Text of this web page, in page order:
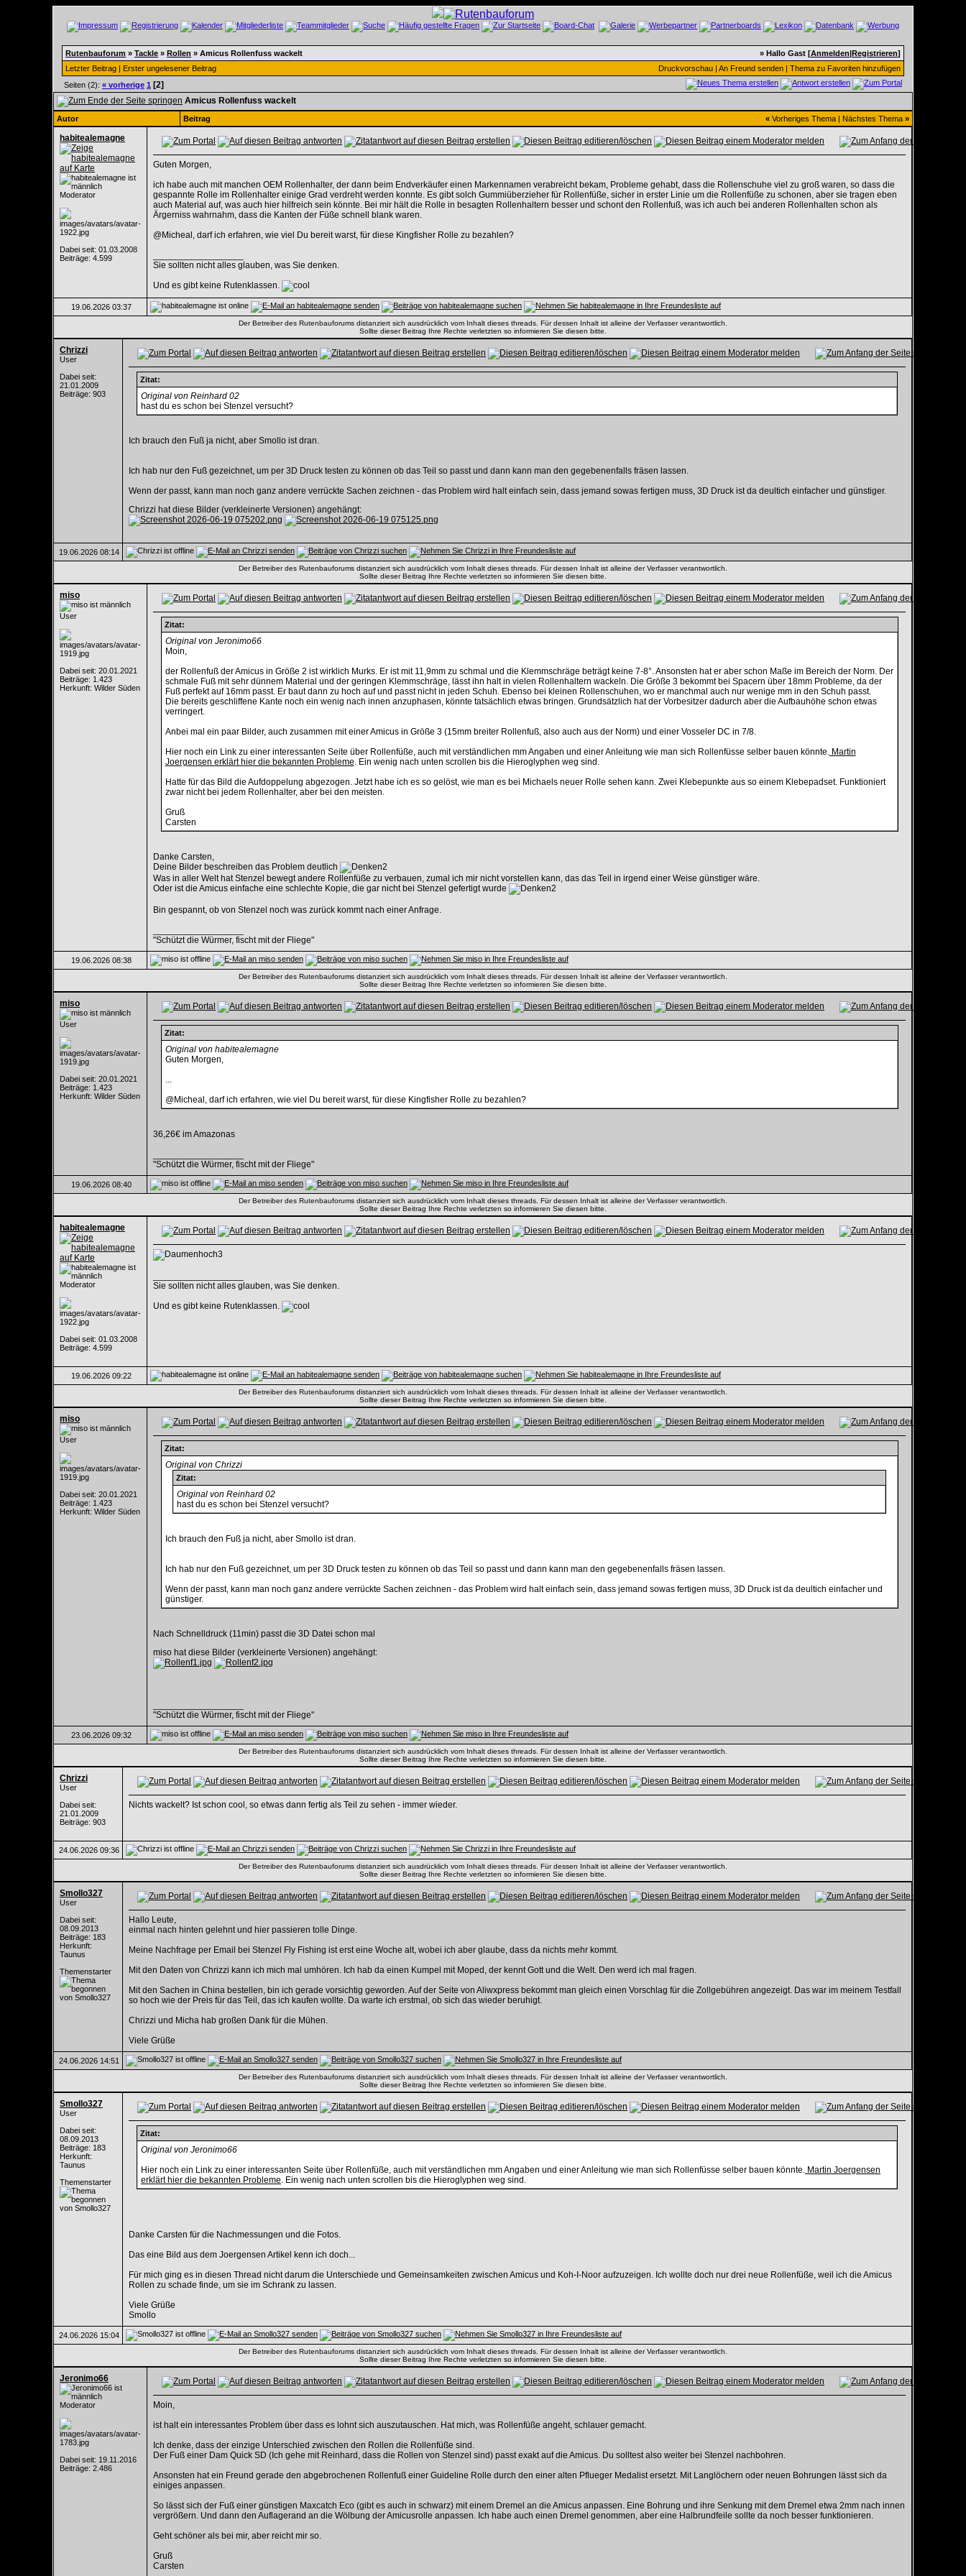
Rutenbauforum » Tackle » Rollen » Amicus Rollenfuss wackelt » Hallo Gast [Anmelden|Registrieren]
Letzter Beitrag | Erster ungelesener Beitrag Druckvorschau | An Freund senden | Thema zu Favoriten hinzufügen
Seiten (2): « vorherige 1 [2]
Amicus Rollenfuss wackelt
Autor Beitrag « Vorheriges Thema | Nächstes Thema »
habitealemagne
Moderator
Dabei seit: 01.03.2008
Beiträge: 4.599
Guten Morgen,
ich habe auch mit manchen OEM Rollenhalter, der dann beim Endverkäufer einen Markennamen verabreicht bekam, Probleme gehabt, dass die Rollenschuhe viel zu groß waren, so dass die
gespannte Rolle im Rollenhalter einige Grad verdreht werden konnte. Es gibt solch Gummiüberzieher für Rollenfüße, sicher in erster Linie um die Rollenfüße zu schonen, aber sie tragen eben
auch Material auf, was auch hier hilfreich sein könnte. Bei mir hält die Rolle in besagten Rollenhaltern besser und schont den Rollenfuß, was ich auch bei anderen Rollenhalten schon als
Ärgerniss wahrnahm, dass die Kanten der Füße schnell blank waren.
@Micheal, darf ich erfahren, wie viel Du bereit warst, für diese Kingfisher Rolle zu bezahlen?
Sie sollten nicht alles glauben, was Sie denken.
Und es gibt keine Rutenklassen.
19.06.2026 03:37
Der Betreiber des Rutenbauforums distanziert sich ausdrücklich vom Inhalt dieses threads. Für dessen Inhalt ist alleine der Verfasser verantwortlich.
Sollte dieser Beitrag Ihre Rechte verletzten so informieren Sie diesen bitte.
Chrizzi
User
Dabei seit:
21.01.2009
Beiträge: 903
Zitat:
Original von Reinhard 02
hast du es schon bei Stenzel versucht?
Ich brauch den Fuß ja nicht, aber Smollo ist dran.
Ich hab nur den Fuß gezeichnet, um per 3D Druck testen zu können ob das Teil so passt und dann kann man den gegebenenfalls fräsen lassen.
Wenn der passt, kann man noch ganz andere verrückte Sachen zeichnen - das Problem wird halt einfach sein, dass jemand sowas fertigen muss, 3D Druck ist da deultich einfacher und günstiger.
Chrizzi hat diese Bilder (verkleinerte Versionen) angehängt:
19.06.2026 08:14
Der Betreiber des Rutenbauforums distanziert sich ausdrücklich vom Inhalt dieses threads. Für dessen Inhalt ist alleine der Verfasser verantwortlich.
Sollte dieser Beitrag Ihre Rechte verletzten so informieren Sie diesen bitte.
miso
User
Dabei seit: 20.01.2021
Beiträge: 1.423
Herkunft: Wilder Süden
Zitat:
Original von Jeronimo66
Moin,
der Rollenfuß der Amicus in Größe 2 ist wirklich Murks. Er ist mit 11,9mm zu schmal und die Klemmschräge beträgt keine 7-8°. Ansonsten hat er aber schon Maße im Bereich der Norm. Der
schmale Fuß mit sehr dünnem Material und der geringen Klemmschräge, lässt ihn halt in vielen Rollenhaltern wackeln. Die Größe 3 bekommt bei Spacern über 18mm Probleme, da der
Fuß perfekt auf 16mm passt. Er baut dann zu hoch auf und passt nicht in jeden Schuh. Ebenso bei kleinen Rollenschuhen, wo er manchmal auch nur wenige mm in den Schuh passt.
Die bereits geschliffene Kante noch ein wenig nach innen anzuphasen, könnte tatsächlich etwas bringen. Grundsätzlich hat der Vorbesitzer dadurch aber die Aufbauhöhe schon etwas
verringert.
Anbei mal ein paar Bilder, auch zusammen mit einer Amicus in Größe 3 (15mm breiter Rollenfuß, also auch aus der Norm) und einer Vosseler DC in 7/8.
Hier noch ein Link zu einer interessanten Seite über Rollenfüße, auch mit verständlichen mm Angaben und einer Anleitung wie man sich Rollenfüsse selber bauen könnte.Martin
Joergensen erklärt hier die bekannten Probleme. Ein wenig nach unten scrollen bis die Hieroglyphen weg sind.
Hatte für das Bild die Aufdoppelung abgezogen. Jetzt habe ich es so gelöst, wie man es bei Michaels neuer Rolle sehen kann. Zwei Klebepunkte aus so einem Klebepadset. Funktioniert
zwar nicht bei jedem Rollenhalter, aber bei den meisten.
Gruß
Carsten
Danke Carsten,
Deine Bilder beschreiben das Problem deutlich
Was in aller Welt hat Stenzel bewegt andere Rollenfüße zu verbauen, zumal ich mir nicht vorstellen kann, das das Teil in irgend einer Weise günstiger wäre.
Oder ist die Amicus einfache eine schlechte Kopie, die gar nicht bei Stenzel gefertigt wurde
Bin gespannt, ob von Stenzel noch was zurück kommt nach einer Anfrage.
"Schützt die Würmer, fischt mit der Fliege"
19.06.2026 08:38
Der Betreiber des Rutenbauforums distanziert sich ausdrücklich vom Inhalt dieses threads. Für dessen Inhalt ist alleine der Verfasser verantwortlich.
Sollte dieser Beitrag Ihre Rechte verletzten so informieren Sie diesen bitte.
miso
User
Dabei seit: 20.01.2021
Beiträge: 1.423
Herkunft: Wilder Süden
Zitat:
Original von habitealemagne
Guten Morgen,
...
@Micheal, darf ich erfahren, wie viel Du bereit warst, für diese Kingfisher Rolle zu bezahlen?
36,26€ im Amazonas
"Schützt die Würmer, fischt mit der Fliege"
19.06.2026 08:40
Der Betreiber des Rutenbauforums distanziert sich ausdrücklich vom Inhalt dieses threads. Für dessen Inhalt ist alleine der Verfasser verantwortlich.
Sollte dieser Beitrag Ihre Rechte verletzten so informieren Sie diesen bitte.
habitealemagne
Moderator
Dabei seit: 01.03.2008
Beiträge: 4.599
Sie sollten nicht alles glauben, was Sie denken.
Und es gibt keine Rutenklassen.
19.06.2026 09:22
Der Betreiber des Rutenbauforums distanziert sich ausdrücklich vom Inhalt dieses threads. Für dessen Inhalt ist alleine der Verfasser verantwortlich.
Sollte dieser Beitrag Ihre Rechte verletzten so informieren Sie diesen bitte.
miso
User
Dabei seit: 20.01.2021
Beiträge: 1.423
Herkunft: Wilder Süden
Zitat:
Original von Chrizzi
Zitat:
Original von Reinhard 02
hast du es schon bei Stenzel versucht?
Ich brauch den Fuß ja nicht, aber Smollo ist dran.
Ich hab nur den Fuß gezeichnet, um per 3D Druck testen zu können ob das Teil so passt und dann kann man den gegebenenfalls fräsen lassen.
Wenn der passt, kann man noch ganz andere verrückte Sachen zeichnen - das Problem wird halt einfach sein, dass jemand sowas fertigen muss, 3D Druck ist da deultich einfacher und
günstiger.
Nach Schnelldruck (11min) passt die 3D Datei schon mal
miso hat diese Bilder (verkleinerte Versionen) angehängt:
"Schützt die Würmer, fischt mit der Fliege"
23.06.2026 09:32
Der Betreiber des Rutenbauforums distanziert sich ausdrücklich vom Inhalt dieses threads. Für dessen Inhalt ist alleine der Verfasser verantwortlich.
Sollte dieser Beitrag Ihre Rechte verletzten so informieren Sie diesen bitte.
Chrizzi
User
Dabei seit:
21.01.2009
Beiträge: 903
Nichts wackelt? Ist schon cool, so etwas dann fertig als Teil zu sehen - immer wieder.
24.06.2026 09:36
Der Betreiber des Rutenbauforums distanziert sich ausdrücklich vom Inhalt dieses threads. Für dessen Inhalt ist alleine der Verfasser verantwortlich.
Sollte dieser Beitrag Ihre Rechte verletzten so informieren Sie diesen bitte.
Smollo327
User
Dabei seit:
08.09.2013
Beiträge: 183
Herkunft:
Taunus
Themenstarter
Hallo Leute,
einmal nach hinten gelehnt und hier passieren tolle Dinge.
Meine Nachfrage per Email bei Stenzel Fly Fishing ist erst eine Woche alt, wobei ich aber glaube, dass da nichts mehr kommt.
Mit den Daten von Chrizzi kann ich mich mal umhören. Ich hab da einen Kumpel mit Moped, der kennt Gott und die Welt. Den werd ich mal fragen.
Mit den Sachen in China bestellen, bin ich gerade vorsichtig geworden. Auf der Seite von Aliwxpress bekommt man gleich einen Vorschlag für die Zollgebühren angezeigt. Das war im meinem Testfall
so hoch wie der Preis für das Teil, das ich kaufen wollte. Da warte ich erstmal, ob sich das wieder beruhigt.
Chrizzi und Micha hab großen Dank für die Mühen.
Viele Grüße
24.06.2026 14:51
Der Betreiber des Rutenbauforums distanziert sich ausdrücklich vom Inhalt dieses threads. Für dessen Inhalt ist alleine der Verfasser verantwortlich.
Sollte dieser Beitrag Ihre Rechte verletzten so informieren Sie diesen bitte.
Smollo327
User
Dabei seit:
08.09.2013
Beiträge: 183
Herkunft:
Taunus
Themenstarter
Zitat:
Original von Jeronimo66
Hier noch ein Link zu einer interessanten Seite über Rollenfüße, auch mit verständlichen mm Angaben und einer Anleitung wie man sich Rollenfüsse selber bauen könnte. Martin Joergensen
erklärt hier die bekannten Probleme. Ein wenig nach unten scrollen bis die Hieroglyphen weg sind.
Danke Carsten für die Nachmessungen und die Fotos.
Das eine Bild aus dem Joergensen Artikel kenn ich doch...
Für mich ging es in diesen Thread nicht darum die Unterschiede und Gemeinsamkeiten zwischen Amicus und Koh-I-Noor aufzuzeigen. Ich wollte doch nur drei neue Rollenfüße, weil ich die Amicus
Rollen zu schade finde, um sie im Schrank zu lassen.
Viele Grüße
Smollo
24.06.2026 15:04
Der Betreiber des Rutenbauforums distanziert sich ausdrücklich vom Inhalt dieses threads. Für dessen Inhalt ist alleine der Verfasser verantwortlich.
Sollte dieser Beitrag Ihre Rechte verletzten so informieren Sie diesen bitte.
Jeronimo66
Moderator
Dabei seit: 19.11.2016
Beiträge: 2.486
Moin,
ist halt ein interessantes Problem über dass es lohnt sich auszutauschen. Hat mich, was Rollenfüße angeht, schlauer gemacht.
Ich denke, dass der einzige Unterschied zwischen den Rollen die Rollenfüße sind.
Der Fuß einer Dam Quick SD (Ich gehe mit Reinhard, dass die Rollen von Stenzel sind) passt exakt auf die Amicus. Du solltest also weiter bei Stenzel nachbohren.
Ansonsten hat ein Freund gerade den abgebrochenen Rollenfuß einer Guideline Rolle durch den einer alten Pflueger Medalist ersetzt. Mit Langlöchern oder neuen Bohrungen lässt sich da
einiges anpassen.
So lässt sich der Fuß einer günstigen Maxcatch Eco (gibt es auch in schwarz) mit einem Dremel an die Amicus anpassen. Eine Bohrung und ihre Senkung mit dem Dremel etwa 2mm nach innen
vergrößern. Und dann den Auflagerand an die Wölbung der Amicusrolle anpassen. Ich habe auch einen Dremel genommen, aber eine Halbrundfeile sollte da noch besser funktionieren.
Geht schöner als bei mir, aber reicht mir so.
Gruß
Carsten